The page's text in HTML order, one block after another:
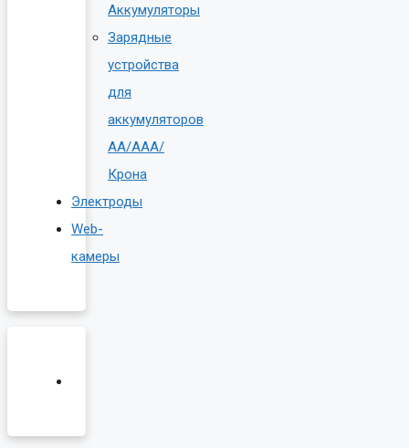
Аккумуляторы
Зарядные
устройства
для
аккумуляторов
AA/AAA/
Крона
Электроды
Web-
камеры